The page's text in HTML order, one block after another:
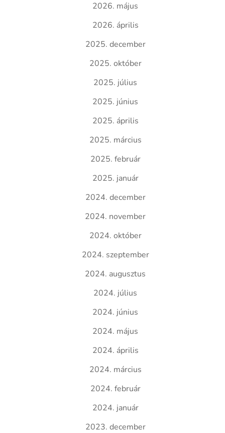
2026. május
2026. április
2025. december
2025. október
2025. július
2025. június
2025. április
2025. március
2025. február
2025. január
2024. december
2024. november
2024. október
2024. szeptember
2024. augusztus
2024. július
2024. június
2024. május
2024. április
2024. március
2024. február
2024. január
2023. december